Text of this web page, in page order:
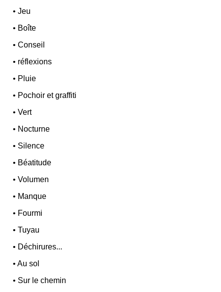
•Jeu
• Boîte
•Conseil
• réflexions
• Pluie
• Pochoir et graffiti
•Vert
• Nocturne
• Silence
• Béatitude
•Volumen
• Manque
• Fourmi
•Tuyau
• Déchirures...
•Au sol
• Sur le chemin